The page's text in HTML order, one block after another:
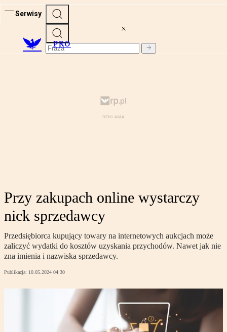
Serwisy
PRO
Przy zakupach online wystarczy
nick sprzedawcy
Przedsiębiorca kupujący towary na internetowych aukcjach może
zaliczyć wydatki do kosztów uzyskania przychodów. Nawet jak nie
zna imienia i nazwiska sprzedawcy.
Publikacja: 10.05.2024 04:30